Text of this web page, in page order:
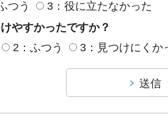
つう
3：役に立たなかった
やすかったですか？
2：ふつう 3：見つけにくか